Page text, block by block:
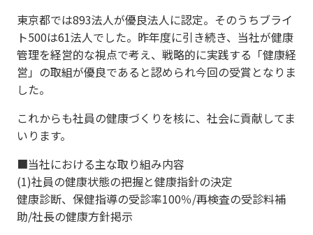
東京都では893法人が優良法人に認定。そのうちブライ
ト500は61法人でした。昨年度に引き続き、当社が健康
管理を経営的な視点で考え、戦略的に実践する「健康経
営」の取組が優良であると認められ今回の受賞となりま
した。
これからも社員の健康づくりを核に、社会に貢献してま
いります。
■当社における主な取り組み内容
(1)社員の健康状態の把握と健康指針の決定
健康診断、保健指導の受診率100％/再検査の受診料補
助/社長の健康方針掲示